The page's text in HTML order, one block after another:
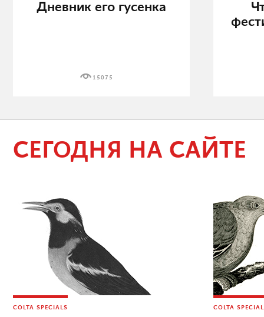
Дневник его гусенка
15075
СЕГОДНЯ НА САЙТЕ
COLTA SPECIALS COLTA